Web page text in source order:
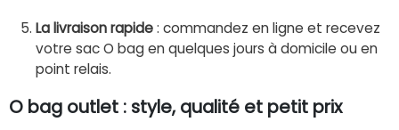
La livraison rapide: commandez en ligne et recevez
votre sac O bag en quelques jours à domicile ou en
point relais.
O bag outlet : style, qualité et petit prix